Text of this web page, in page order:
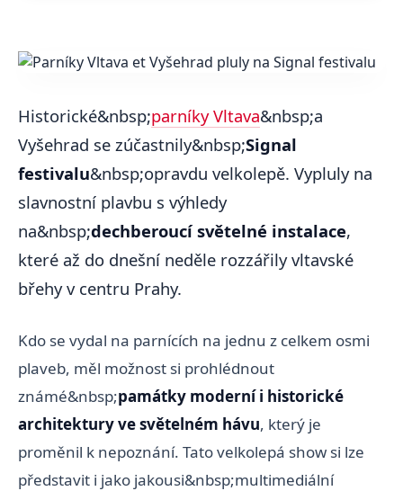
Historické&nbsp;parníky Vltava&nbsp;a
Vyšehrad se zúčastnily&nbsp;Signal
festivalu&nbsp;opravdu velkolepě. Vypluly na
slavnostní plavbu s výhledy
na&nbsp;dechberoucí světelné instalace,
které až do dnešní neděle rozzářily vltavské
břehy v centru Prahy.
Kdo se vydal na parnících na jednu z celkem osmi
plaveb, měl možnost si prohlédnout
známé&nbsp;památky moderní i historické
architektury ve světelném hávu, který je
proměnil k nepoznání. Tato velkolepá show si lze
představit i jako jakousi&nbsp;multimediální